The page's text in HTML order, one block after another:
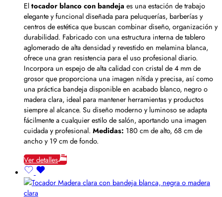
Eltocador blanco con bandeja es una estación de trabajo
elegante y funcional diseñada para peluquerías, barberías y
centros de estética que buscan combinar diseño, organización y
durabilidad. Fabricado con una estructura interna de tablero
aglomerado de alta densidad y revestido en melamina blanca,
ofrece una gran resistencia para el uso profesional diario.
Incorpora un espejo de alta calidad con cristal de 4 mm de
grosor que proporciona una imagen nítida y precisa, así como
una práctica bandeja disponible en acabado blanco, negro o
madera clara, ideal para mantener herramientas y productos
siempre al alcance. Su diseño moderno y luminoso se adapta
fácilmente a cualquier estilo de salón, aportando una imagen
cuidada y profesional. Medidas: 180 cm de alto, 68 cm de
ancho y 19 cm de fondo.
Ver detalles